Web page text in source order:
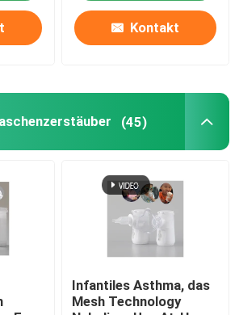
Kontakt
(45)
Infantiles Asthma, das
Mesh Technology